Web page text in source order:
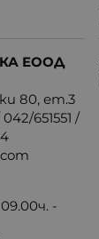
ЕООД
80, ет.3
042/651551 /
-